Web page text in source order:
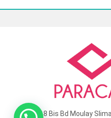
118 Bis Bd Moulay